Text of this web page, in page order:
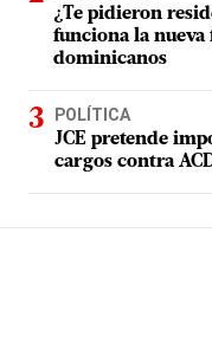
¿Te pidieron
funciona la nueva
dominicanos
POLÍTICA
JCE pretende
cargos contra